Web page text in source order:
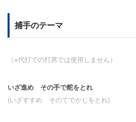
捕手のテーマ
（※代打での打席では使用しません）
いざ進め その手で舵をとれ
(いざすすめ そのてでかじをとれ)